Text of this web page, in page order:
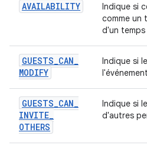
AVAILABILITY
Indique si
comme un
d'un
GUESTS_CAN_
MODIFY
Indique si
GUESTS_CAN_
INVITE_
OTHERS
Indique si
d'autres